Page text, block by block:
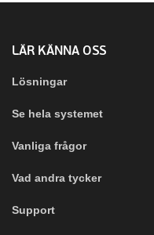
LÄR KÄNNA OSS
Lösningar
Se hela systemet
Vanliga frågor
Vad andra tycker
Support